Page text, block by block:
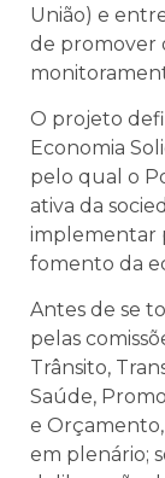
União) e
de promover
O projeto
Economia
pelo qual o
ativa da
implementar
fomento da
Antes de se
pelas
Trânsito,
Saúde,
e
em plenário;